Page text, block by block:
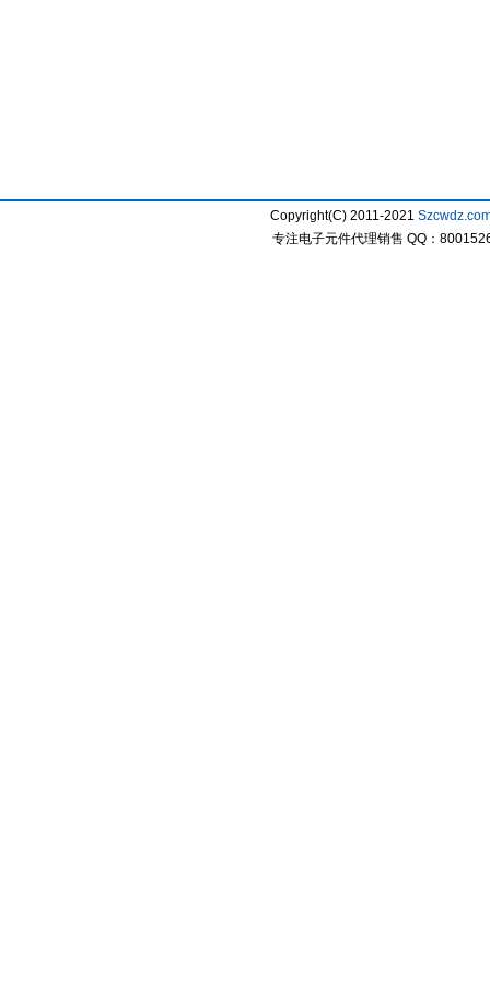
Copyright(C) 2011-2021
专注电子元件代理销售 QQ：